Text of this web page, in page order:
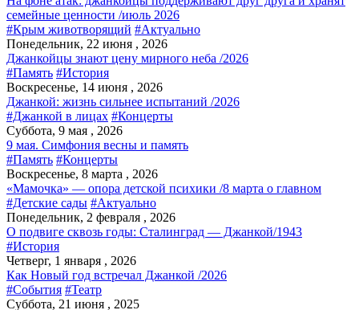
семейные ценности /июль 2026
#Крым животворящий #Актуально
Понедельник, 22 июня , 2026
Джанкойцы знают цену мирного неба /2026
#Память #История
Воскресенье, 14 июня , 2026
Джанкой: жизнь сильнее испытаний /2026
#Джанкой в лицах #Концерты
Суббота, 9 мая , 2026
9 мая. Симфония весны и память
#Память #Концерты
Воскресенье, 8 марта , 2026
«Мамочка» — опора детской психики /8 марта о главном
#Детские сады #Актуально
Понедельник, 2 февраля , 2026
О подвиге сквозь годы: Сталинград — Джанкой/1943
#История
Четверг, 1 января , 2026
Как Новый год встречал Джанкой /2026
#События #Театр
Суббота, 21 июня , 2025